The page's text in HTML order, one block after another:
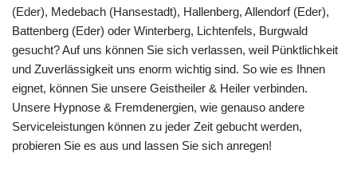
(Eder), Medebach (Hansestadt), Hallenberg, Allendorf (Eder),
Battenberg (Eder) oder Winterberg, Lichtenfels, Burgwald
gesucht? Auf uns können Sie sich verlassen, weil Pünktlichkeit
und Zuverlässigkeit uns enorm wichtig sind. So wie es Ihnen
eignet, können Sie unsere Geistheiler & Heiler verbinden.
Unsere Hypnose & Fremdenergien, wie genauso andere
Serviceleistungen können zu jeder Zeit gebucht werden,
probieren Sie es aus und lassen Sie sich anregen!